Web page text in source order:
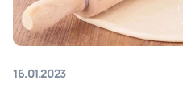
16.01.2023